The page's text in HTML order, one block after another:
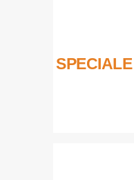
SPECIALE